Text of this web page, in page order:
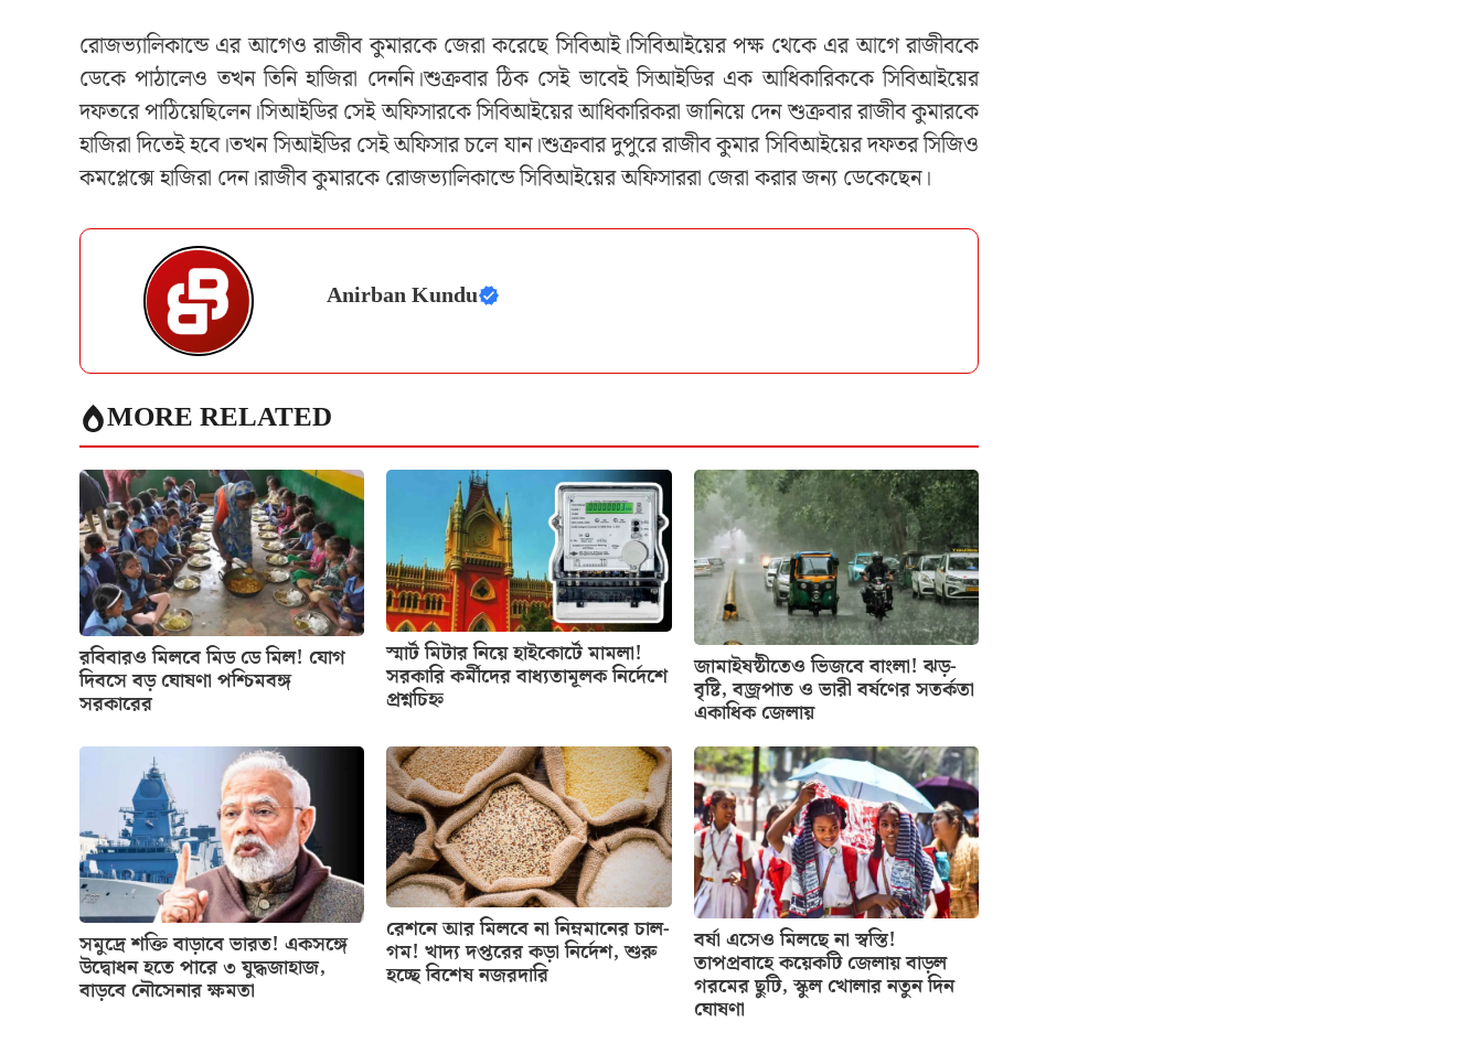
রোজভ‍্যালিকান্ডে এর আগেও রাজীব কুমারকে জেরা করেছে সিবিআই।সিবিআইয়ের পক্ষ থেকে এর আগে রাজীবকে
ডেকে পাঠালেও তখন তিনি হাজিরা দেননি।শুক্রবার ঠিক সেই ভাবেই সিআইডির এক আধিকারিককে সিবিআইয়ের
দফতরে পাঠিয়েছিলেন।সিআইডির সেই অফিসারকে সিবিআইয়ের আধিকারিকরা জানিয়ে দেন শুক্রবার রাজীব কুমারকে
হাজিরা দিতেই হবে।তখন সিআইডির সেই অফিসার চলে যান।শুক্রবার দুপুরে রাজীব কুমার সিবিআইয়ের দফতর সিজিও
কমপ্লেক্সে হাজিরা দেন।রাজীব কুমারকে রোজভ‍্যালিকান্ডে সিবিআইয়ের অফিসাররা জেরা করার জন্য ডেকেছেন।
Anirban Kundu
MORE RELATED
রবিবারও মিলবে মিড ডে মিল! যোগ
দিবসে বড় ঘোষণা পশ্চিমবঙ্গ
সরকারের
স্মার্ট মিটার নিয়ে হাইকোর্টে মামলা!
সরকারি কর্মীদের বাধ্যতামূলক নির্দেশে
প্রশ্নচিহ্ন
জামাইষষ্ঠীতেও ভিজবে বাংলা! ঝড়-
বৃষ্টি, বজ্রপাত ও ভারী বর্ষণের সতর্কতা
একাধিক জেলায়
সমুদ্রে শক্তি বাড়াবে ভারত! একসঙ্গে
উদ্বোধন হতে পারে ৩ যুদ্ধজাহাজ,
বাড়বে নৌসেনার ক্ষমতা
রেশনে আর মিলবে না নিম্নমানের চাল-
গম! খাদ্য দপ্তরের কড়া নির্দেশ, শুরু
হচ্ছে বিশেষ নজরদারি
বর্ষা এসেও মিলছে না স্বস্তি!
তাপপ্রবাহে কয়েকটি জেলায় বাড়ল
গরমের ছুটি, স্কুল খোলার নতুন দিন
ঘোষণা